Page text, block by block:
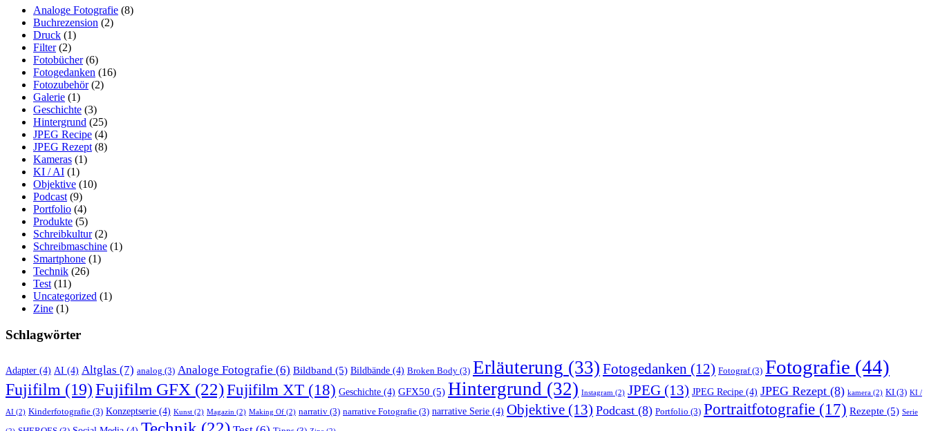
Analoge Fotografie (8)
Buchrezension (2)
Druck (1)
Filter(2)
Fotobücher(6)
Fotogedanken (16)
Fotozubehör(2)
Galerie (1)
Geschichte (3)
Hintergrund (25)
JPEG Recipe (4)
JPEG Rezept (8)
Kameras (1)
KI / AI (1)
Objektive (10)
Podcast (9)
Portfolio (4)
Produkte (5)
Schreibkultur(2)
Schreibmaschine (1)
Smartphone (1)
Technik (26)
Test (11)
Uncategorized (1)
Zine (1)
Schlagwörter
Adapter (4) AI (4) Altglas (7) analog (3) Analoge Fotografie (6) Bildband (5) Bildbände (4) Broken Body (3) Erläuterung (33) Fotogedanken (12) Fotograf(3) Fotografie (44)
Fujifilm (19)Fujifilm GFX (22)Fujifilm XT (18) Geschichte (4) GFX50 (5) Hintergrund (32) Instagram (2) JPEG (13) JPEG Recipe (4) JPEG Rezept (8) kamera (2) KI (3) KI /
AI (2) Kinderfotografie (3) Konzeptserie (4) Kunst (2) Magazin (2) Making Of (2) narrativ (3) narrative Fotografie (3) narrative Serie (4) Objektive (13) Podcast (8) Portfolio (3) Portraitfotografie (17) Rezepte (5) Serie